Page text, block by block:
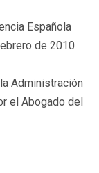
Española
de 2010
Administración
el Abogado del